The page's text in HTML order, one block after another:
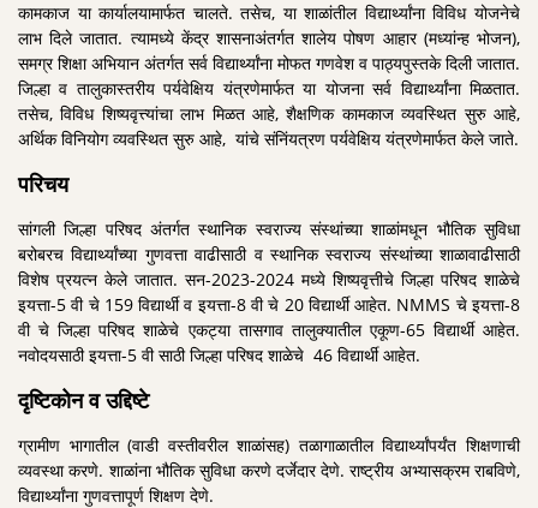
कामकाज या कार्यालयामार्फत चालते. तसेच, या शाळांतील विद्यार्थ्यांना विविध योजनेचे
लाभ दिले जातात. त्यामध्ये केंद्र शासनाअंतर्गत शालेय पोषण आहार (मध्यांन्‍ह भोजन),
समग्र शिक्षा अभियान अंतर्गत सर्व विद्यार्थ्यांना मोफत गणवेश व पाठ्यपुस्तके दिली जातात.
जिल्हा व तालुकास्तरीय पर्यवेक्षिय यंत्रणेमार्फत या योजना सर्व विद्यार्थ्यांना मिळतात.
तसेच, विविध शिष्यवृत्त्यांचा लाभ मिळत आहे, शैक्षणिक कामकाज व्यवस्थित सुरु आहे,
अर्थिक विनियोग व्यवस्थित सुरु आहे, यांचे संनिंयत्रण पर्यवेक्षिय यंत्रणेमार्फत केले जाते.
परिचय
सांगली जिल्हा परिषद अंतर्गत स्थानिक स्वराज्य संस्थांच्या शाळांमधून भौतिक सुविधा
बरोबरच विद्यार्थ्यांच्या गुणवत्ता वाढीसाठी व स्थानिक स्वराज्य संस्थांच्या शाळावाढीसाठी
विशेष प्रयत्न केले जातात. सन-2023-2024 मध्ये शिष्यवृत्तीचे जिल्हा परिषद शाळेचे
इयत्ता-5 वी चे 159 विद्यार्थी व इयत्ता-8 वी चे 20 विद्यार्थी आहेत. NMMS चे इयत्ता-8
वी चे जिल्हा परिषद शाळेचे एकट्या तासगाव तालुक्यातील एकूण-65 विद्यार्थी आहेत.
नवोदयसाठी इयत्ता-5 वी साठी जिल्हा परिषद शाळेचे 46 विद्यार्थी आहेत.
दृष्टिकोन व उद्दिष्टे
ग्रामीण भागातील (वाडी वस्तीवरील शाळांसह) तळागाळातील विद्यार्थ्यांपर्यंत शिक्षणाची
व्यवस्था करणे. शाळांना भौतिक सुविधा करणे दर्जेदार देणे. राष्ट्रीय अभ्यासक्रम राबविणे,
विद्यार्थ्यांना गुणवत्तापूर्ण शिक्षण देणे.